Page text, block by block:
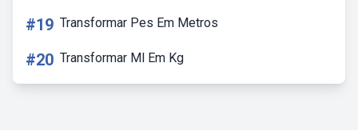
#19 Transformar Pes Em Metros
#20 Transformar Ml Em Kg